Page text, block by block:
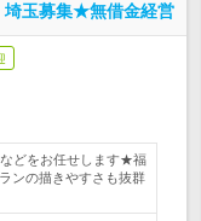
埼玉募集★無借金経営
どをお任せします★福
ンの描きやすさも抜群